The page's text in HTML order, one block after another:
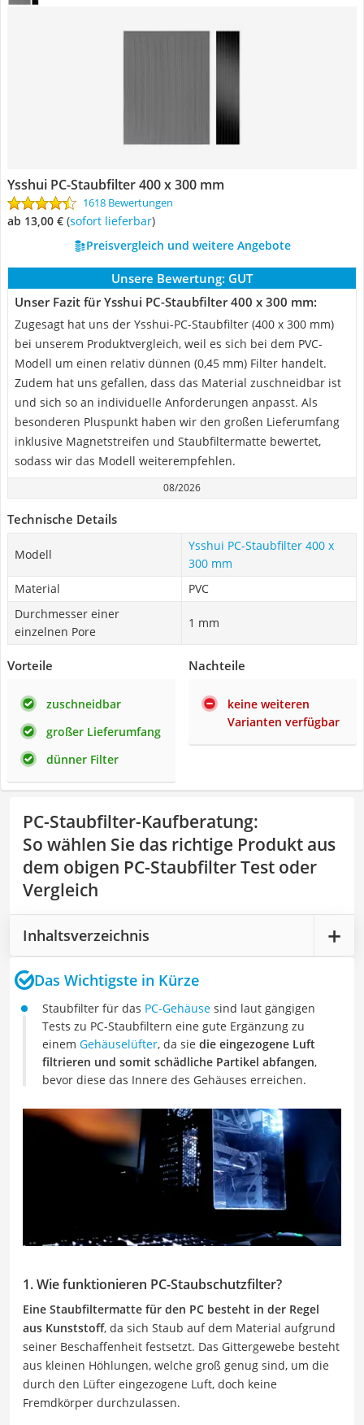
Ysshui PC-Staubfilter 400 x 300 mm
1618 Bewertungen
ab 13,00 € ( Sofort lieferbar)
Preisvergleich und weitere Angebote
Unsere Bewertung: GUT
Unser Fazit für Ysshui PC-Staubfilter 400 x 300 mm:
Zugesagt hat uns der Ysshui-PC-Staubfilter (400 x 300 mm)
bei unserem Produktvergleich, weil es sich bei dem PVC-
Modell um einen relativ dünnen (0,45 mm) Filter handelt.
Zudem hat uns gefallen, dass das Material zuschneidbar ist
und sich so an individuelle Anforderungen anpasst. Als
besonderen Pluspunkt haben wir den großen Lieferumfang
inklusive Magnetstreifen und Staubfiltermatte bewertet,
sodass wir das Modell weiterempfehlen.
08/2026
Technische Details
Modell
Ysshui PC-Staubfilter 400 x
300 mm
Material
PVC
Durchmesser einer
einzelnen Pore
1 mm
Vorteile
zuschneidbar
großer Lieferumfang
dünner Filter
Nachteile
keine weiteren
Varianten verfügbar
PC-Staubfilter-Kaufberatung:
So wählen Sie das richtige Produkt aus
dem obigen PC-Staubfilter Test oder
Vergleich
Inhaltsverzeichnis
Das Wichtigste in Kürze
Staubfilter für das PC-Gehäuse sind laut gängigen
Tests zu PC-Staubfiltern eine gute Ergänzung zu
einem Gehäuselüfter, da sie die eingezogene Luft
filtrieren und somit schädliche Partikel abfangen,
bevor diese das Innere des Gehäuses erreichen.
1. Wie funktionieren PC-Staubschutzfilter?
Eine Staubfiltermatte für den PC besteht in der Regel
aus Kunststoff, da sich Staub auf dem Material aufgrund
seiner Beschaffenheit festsetzt. Das Gittergewebe besteht
aus kleinen Höhlungen, welche groß genug sind, um die
durch den Lüfter eingezogene Luft, doch keine
Fremdkörper durchzulassen.